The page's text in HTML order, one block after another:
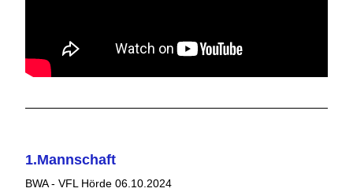
1.Mannschaft
BWA - VFL Hörde 06.10.2024